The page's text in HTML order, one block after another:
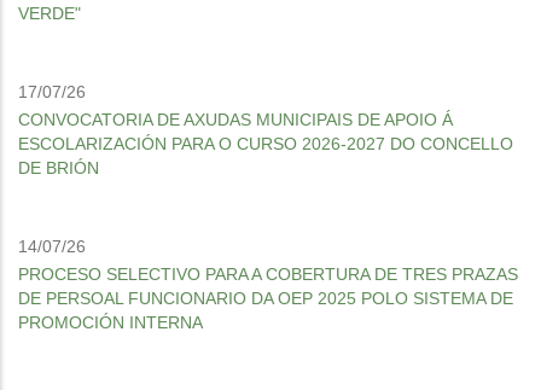
VERDE"
17/07/26
CONVOCATORIA DE AXUDAS MUNICIPAIS DE APOIO Á
ESCOLARIZACIÓN PARA O CURSO 2026-2027 DO CONCELLO
DE BRIÓN
14/07/26
PROCESO SELECTIVO PARA A COBERTURA DE TRES PRAZAS
DE PERSOAL FUNCIONARIO DA OEP 2025 POLO SISTEMA DE
PROMOCIÓN INTERNA